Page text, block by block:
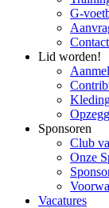
G-
Lid worden!
Sponsoren
Club
Onze
Vacatures